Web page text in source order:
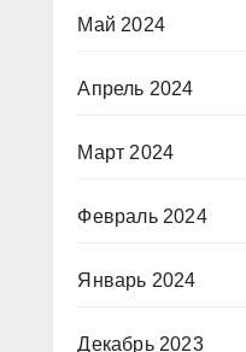
Май 2024
Апрель 2024
Март 2024
Февраль 2024
Январь 2024
Декабрь 2023